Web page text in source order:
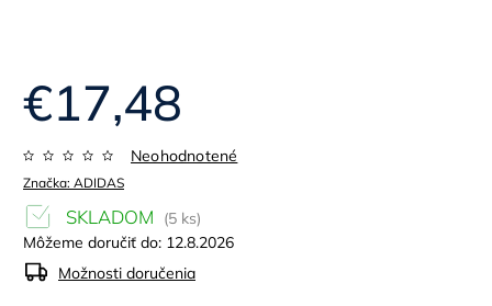
Značka: ADIDAS
Neohodnotené
€17,48
SKLADOM
(5 ks)
Môžeme doručiť do: 12.8.2026
Možnosti doručenia